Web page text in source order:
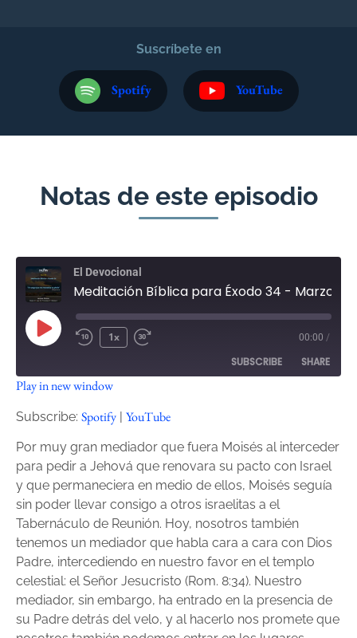
Suscríbete en
Spotify YouTube
Notas de este episodio
El Devocional
1x 00:00 /
SUBSCRIBE SHARE
Spotify
SHARE
LINK
EMBED
Play in new window
Subscribe: Spotify | YouTube
Por muy gran mediador que fuera Moisés al interceder
para pedir a Jehová que renovara su pacto con Israel
y que permaneciera en medio de ellos, Moisés seguía
sin poder llevar consigo a otros israelitas a el
Tabernáculo de Reunión. Hoy, nosotros también
tenemos un mediador que habla cara a cara con Dios
Padre, intercediendo en nuestro favor en el templo
celestial: el Señor Jesucristo (Rom. 8:34). Nuestro
mediador, sin embargo, ha entrado en la presencia de
su Padre detrás del velo, y al hacerlo nos promete que